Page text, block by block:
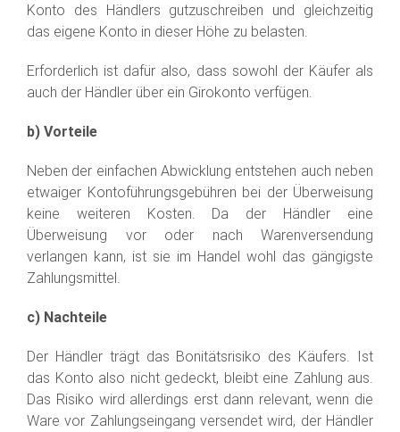
Konto des Händlers gutzuschreiben und gleichzeitig
das eigene Konto in dieser Höhe zu belasten.
Erforderlich ist dafür also, dass sowohl der Käufer als
auch der Händler über ein Girokonto verfügen.
b) Vorteile
Neben der einfachen Abwicklung entstehen auch neben
etwaiger Kontoführungsgebühren bei der Überweisung
keine weiteren Kosten. Da der Händler eine
Überweisung vor oder nach Warenversendung
verlangen kann, ist sie im Handel wohl das gängigste
Zahlungsmittel.
c) Nachteile
Der Händler trägt das Bonitätsrisiko des Käufers. Ist
das Konto also nicht gedeckt, bleibt eine Zahlung aus.
Das Risiko wird allerdings erst dann relevant, wenn die
Ware vor Zahlungseingang versendet wird, der Händler